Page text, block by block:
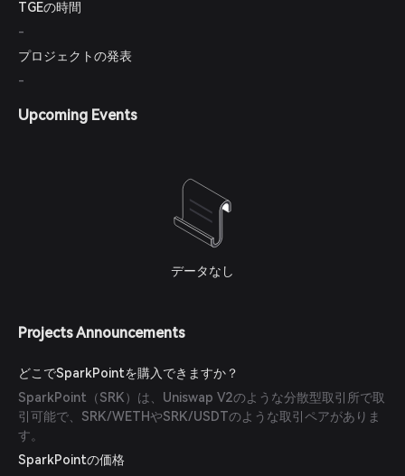
TGEの時間
-
プロジェクトの発表
-
Upcoming Events
データなし
Projects Announcements
どこでSparkPointを購入できますか？
SparkPoint（SRK）は、Uniswap V2のような分散型取引所で取
引可能で、SRK/WETHやSRK/USDTのような取引ペアがありま
す。
SparkPointの価格